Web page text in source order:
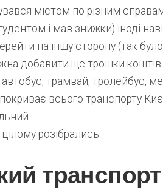
містом по різним
і мав знижки) іноді
на іншу сторону (так
добавити ще трошки коштів
автобус, трамвай, тролейбус,
всього транспорту
розібрались.
транспорт